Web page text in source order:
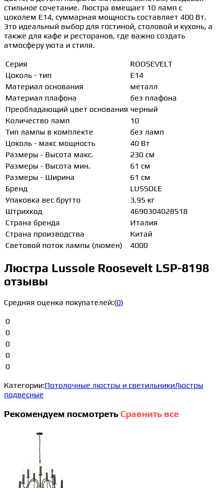
стильное сочетание. Люстра вмещает 10 ламп с
цоколем E14, суммарная мощность составляет 400 Вт.
Это идеальный выбор для гостиной, столовой и кухонь, а
также для кафе и ресторанов, где важно создать
атмосферу уюта и стиля.
Серия
ROOSEVELT
Цоколь - тип
E14
Материал основания
металл
Материал плафона
без плафона
Преобладающий цвет основания черный
Количество ламп
10
Тип лампы в комплекте
без ламп
Цоколь - макс мощность
40 Вт
Размеры - Высота макс.
230 см
Размеры - Высота мин.
61 см
Размеры - Ширина
61 см
Бренд
LUSSOLE
Упаковка вес брутто
3.95 кг
Штрихкод
4690304028518
Страна бренда
Италия
Страна производства
Китай
Световой поток лампы (люмен)
4000
Люстра Lussole Roosevelt LSP-8198
отзывы
Средняя оценка покупателей:(0)
0
0
0
0
0
Категории:Потолочные люстры и светильникиЛюстры
подвесные
Рекомендуем посмотреть Сравнить все